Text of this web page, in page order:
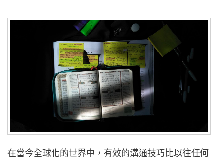
在當今全球化的世界中，有效的溝通技巧比以往任何